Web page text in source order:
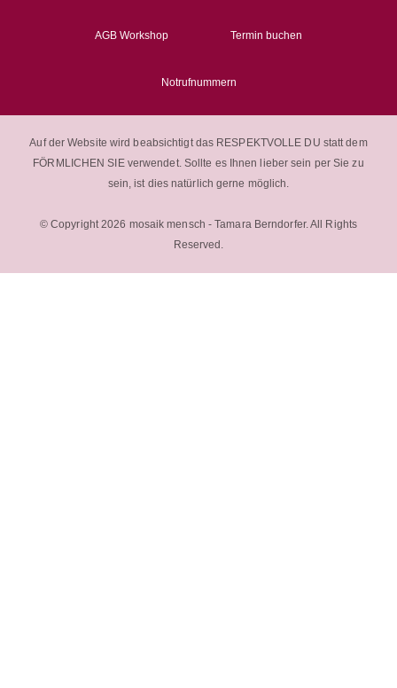
AGB Workshop Termin buchen
Notrufnummern
Auf der Website wird beabsichtigt das RESPEKTVOLLE DU statt dem
FÖRMLICHEN SIE verwendet. Sollte es Ihnen lieber sein per Sie zu
sein, ist dies natürlich gerne möglich.
© Copyright 2026 mosaik mensch - Tamara Berndorfer. All Rights
Reserved.